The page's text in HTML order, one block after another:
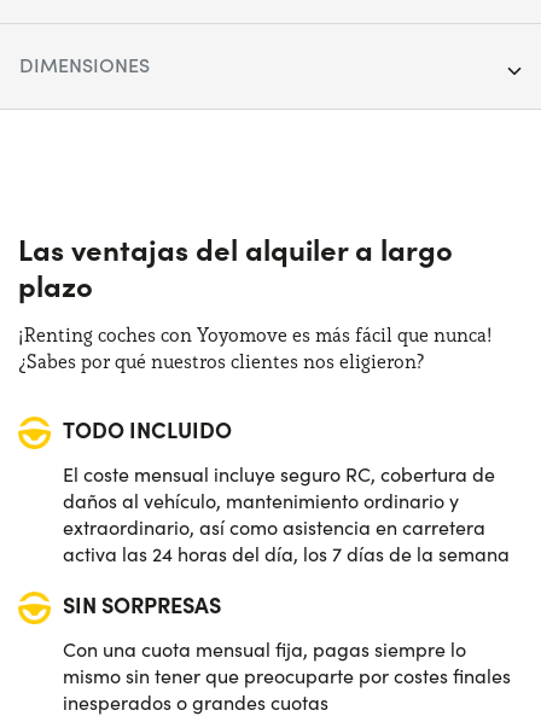
Tracción:Anterior
Plazas de estacionamiento:
Potencia:
Distintivo:C
DIMENSIONES
144 cm
Maletero (max):
Maletero (min):391 lt
Las ventajas del alquiler a largo
plazo
¡Renting coches con Yoyomove es más fácil que nunca!
¿Sabes por qué nuestros clientes nos eligieron?
TODO INCLUIDO
El coste mensual incluye seguro RC, cobertura de
daños al vehículo, mantenimiento ordinario y
extraordinario, así como asistencia en carretera
activa las 24 horas del día, los 7 días de la semana
SIN SORPRESAS
Con una cuota mensual fija, pagas siempre lo
mismo sin tener que preocuparte por costes finales
inesperados o grandes cuotas